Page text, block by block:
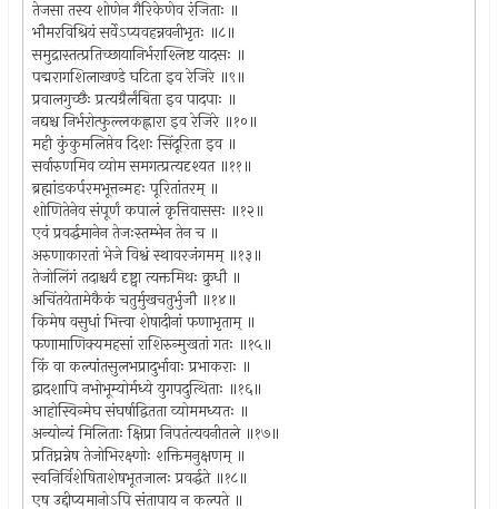
तेजसा तस्य शोणेन गैरिकेणेव रंजिताः ॥
भौमरविश्रियं सर्वेऽप्यवहन्नवनीभृतः ॥८॥
समुद्रास्तत्प्रतिच्छायानिर्भराश्लिष्ट यादसः ॥
पद्मरागशिलाखण्डे घटिता इव रेजिरे ॥९॥
प्रवालगुच्छैः प्रत्यग्रैर्लंबिता इव पादपाः ॥
नद्यश्च निर्भरोत्फुल्लकह्लारा इव रेजिरे ॥१०॥
मही कुंकुमलिप्तेव दिशः सिंदूरिता इव ॥
सर्वारुणमिव व्योम समगत्प्रत्यदृश्यत ॥११॥
ब्रह्मांडकर्परमभूत्तन्महः पूरितांतरम् ॥
शोणितेनेव संपूर्णं कपालं कृत्तिवाससः ॥१२॥
एवं प्रवर्द्धमानेन तेजःस्तम्भेन तेन च ॥
अरुणाकारतां भेजे विश्वं स्थावरजंगमम् ॥१३॥
तेजोलिंगं तदाश्चर्यं दृष्ट्वा त्यक्तमिथः क्रुधौ ॥
अचिंतयेतामेकैकं चतुर्मुखचतुर्भुजौ ॥१४॥
किमेष वसुधां भित्त्वा शेषादीनां फणाभृताम् ॥
फणामाणिक्यमहसां राशिरुन्मुखतां गतः ॥१५॥
किं वा कल्पांतसुलभप्रादुर्भावाः प्रभाकराः ॥
द्वादशापि नभोभूम्योर्मध्ये युगपदुत्थिताः ॥१६॥
आहोस्विन्मेघ संघर्षाद्वितता व्योममध्यतः ॥
अन्योन्यं मिलिताः क्षिप्रा निपतंत्यवनीतले ॥१७॥
प्रतिघ्नन्नेष तेजोभिरक्ष्णोः शक्तिमनुक्षणम् ॥
स्वनिर्विशेषिताशेषभूतजालः प्रवर्द्धते ॥१८॥
एष उद्दीप्यमानोऽपि संतापाय न कल्पते ॥